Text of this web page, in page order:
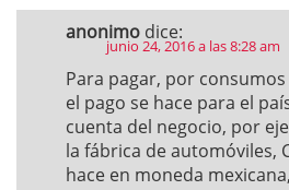
anonimo dice:
junio 24, 2016 a las 8:28 am
Para pagar, por
el pago se hace para el
cuenta del negocio, por
la fábrica de automóviles,
hace en moneda